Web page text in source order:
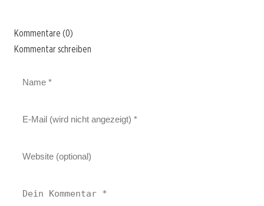
Kommentare (0)
Kommentar schreiben